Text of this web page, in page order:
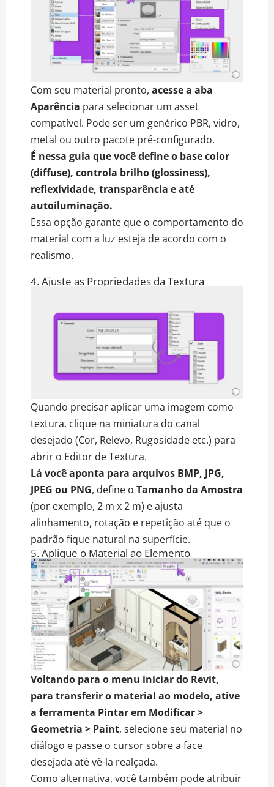
Com seu material pronto, acesse a aba
Aparência para selecionar um asset
compatível. Pode ser um genérico PBR, vidro,
metal ou outro pacote pré-configurado.
É nessa guia que você define o base color
(diffuse), controla brilho (glossiness),
reflexividade, transparência e até
autoiluminação.
Essa opção garante que o comportamento do
material com a luz esteja de acordo com o
realismo.
4. Ajuste as Propriedades da Textura
Quando precisar aplicar uma imagem como
textura, clique na miniatura do canal
desejado (Cor, Relevo, Rugosidade etc.) para
abrir o Editor de Textura.
Lá você aponta para arquivos BMP, JPG,
JPEG ou PNG, define o Tamanho da Amostra
(por exemplo, 2 m x 2 m) e ajusta
alinhamento, rotação e repetição até que o
padrão fique natural na superfície.
5. Aplique o Material ao Elemento
Voltando para o menu iniciar do Revit,
para transferir o material ao modelo, ative
a ferramenta Pintar em Modificar >
Geometria > Paint, selecione seu material no
diálogo e passe o cursor sobre a face
desejada até vê-la realçada.
Como alternativa, você também pode atribuir